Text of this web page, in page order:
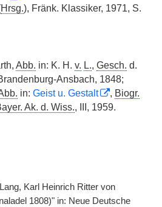
Hrsg.), Fränk. Klassiker, 1971, S.
Abb. in: K. H. v. L., Gesch. d.
Ansbach, 1848;
in: Geist u. Gestalt , Biogr.
Ak. d. Wiss., III, 1959.
Karl Heinrich Ritter von
1808)" in: Neue Deutsche